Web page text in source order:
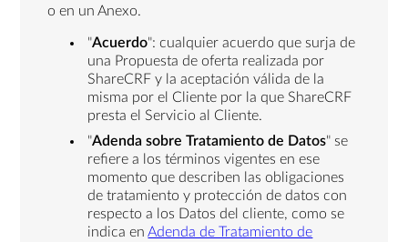
o en un Anexo.
"Acuerdo": cualquier acuerdo que surja de
una Propuesta de oferta realizada por
ShareCRF y la aceptación válida de la
misma por el Cliente por la que ShareCRF
presta el Servicio al Cliente.
"Adenda sobre Tratamiento de Datos" se
refiere a los términos vigentes en ese
momento que describen las obligaciones
de tratamiento y protección de datos con
respecto a los Datos del cliente, como se
indica enAdenda de Tratamiento de